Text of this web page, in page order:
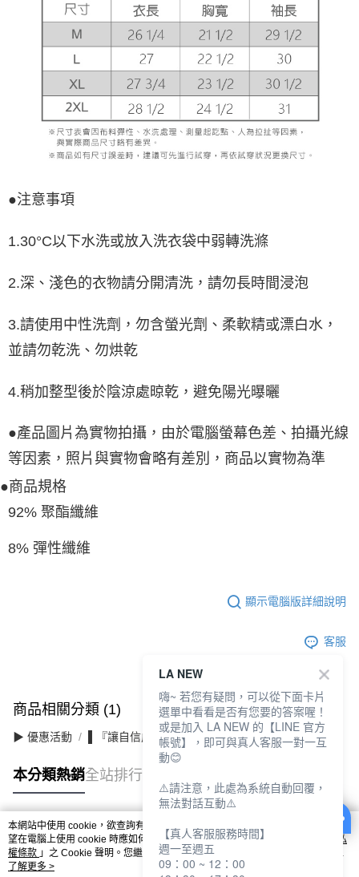
●注意事項
1.30°C以下水洗或放入洗衣袋中弱轉洗滌
2.深、淺色的衣物請分開清洗，請勿長時間浸泡
3.請使用中性洗劑，勿含螢光劑、柔軟精或漂白水，
並請勿乾洗、勿烘乾
4.稍加整型後於陰涼處晾乾，避免陽光曝曬
●產品圖片為實物拍攝，由於電腦螢幕色差、拍攝光線
等因素，照片與實物會略有差別，商品以實物為準
●商品規格
92% 聚酯纖維
8% 彈性纖維
顯示電腦版詳細說明
客服
商品相關分類 (1)
▶ 優惠活動 ▌『讓自信成為日常』滿件最高3折
本分類熱銷全站排行
熱門標籤
本網站中使用 cookie，欲查詢有關本網站使用 cookie 方式之詳情，及若您不希
望在電腦上使用 cookie 時應如何變更電腦的 cookie 設定，請參閱本網站「
隱私
權條款 」之 Cookie 聲明。您繼續使用本網站即表示您同意本公司得按本網站使
用條款之 Cookie 聲明使用 cookie。
了解更多 >
LA NEW
嗨~ 若您有疑問，可以從下面卡片
選單中看看是否有您要的答案喔！
或是加入 LA NEW 的【LINE 官方
帳號】，即可與真人客服一對一互
動😊
⚠️請注意，此處為系統自動回覆，
無法對話互動⚠️
【真人客服服務時間】
週一至週五
09：00 ~ 12：00